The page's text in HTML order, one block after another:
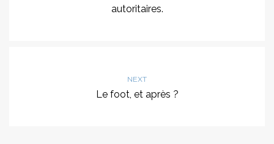
autoritaires.
NEXT
Le foot, et après ?